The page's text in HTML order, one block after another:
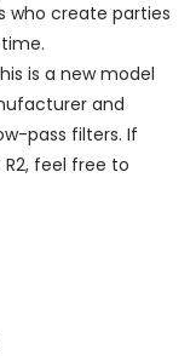
who create parties
is a new model
and
pass filters. If
feel free to